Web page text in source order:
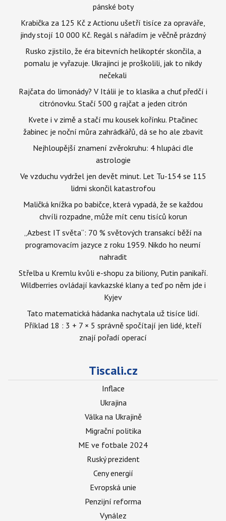
pánské boty
Krabička za 125 Kč z Actionu ušetří tisíce za opraváře,
jindy stojí 10 000 Kč. Regál s nářadím je věčně prázdný
Rusko zjistilo, že éra bitevních helikoptér skončila, a
pomalu je vyřazuje. Ukrajinci je proškolili, jak to nikdy
nečekali
Rajčata do limonády? V Itálii je to klasika a chuť předčí i
citrónovku. Stačí 500 g rajčat a jeden citrón
Kvete i v zimě a stačí mu kousek kořínku. Ptačinec
žabinec je noční můra zahrádkářů, dá se ho ale zbavit
Nejhloupější znamení zvěrokruhu: 4 hlupáci dle
astrologie
Ve vzduchu vydržel jen devět minut. Let Tu-154 se 115
lidmi skončil katastrofou
Maličká knížka po babičce, která vypadá, že se každou
chvíli rozpadne, může mít cenu tisíců korun
„Azbest IT světa“: 70 % světových transakcí běží na
programovacím jazyce z roku 1959. Nikdo ho neumí
nahradit
Střelba u Kremlu kvůli e-shopu za biliony, Putin panikaří.
Wildberries ovládají kavkazské klany a teď po něm jde i
Kyjev
Tato matematická hádanka nachytala už tisíce lidí.
Příklad 18 : 3 + 7 × 5 správně spočítají jen lidé, kteří
znají pořadí operací
Tiscali.cz
Inflace
Ukrajina
Válka na Ukrajině
Migrační politika
ME ve fotbale 2024
Ruský prezident
Ceny energií
Evropská unie
Penzijní reforma
Vynález